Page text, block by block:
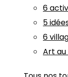
6
5
6
Art au